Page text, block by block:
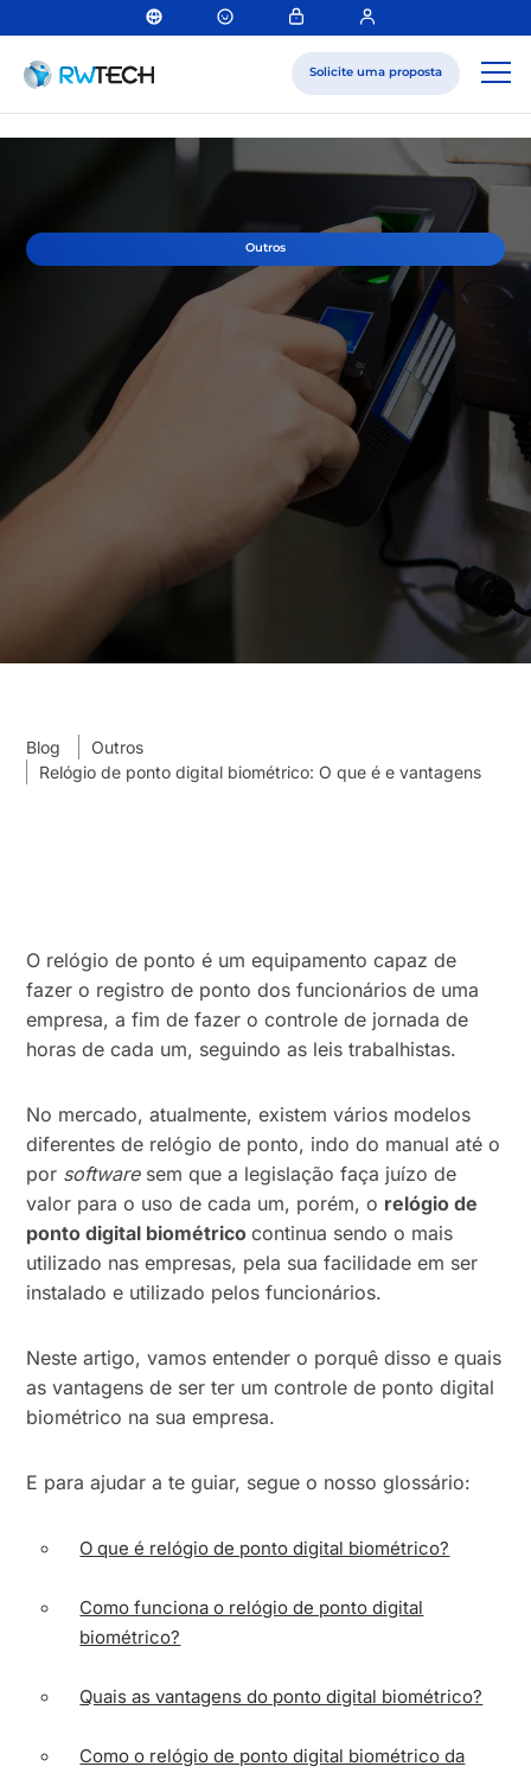
Solicite uma proposta
Outros
Blog
Outros
Relógio de ponto digital biométrico: O que é e vantagens
O relógio de ponto é um equipamento capaz de
fazer o registro de ponto dos funcionários de uma
empresa, a fim de fazer o controle de jornada de
horas de cada um, seguindo as leis trabalhistas.
No mercado, atualmente, existem vários modelos
diferentes de relógio de ponto, indo do manual até o
por software sem que a legislação faça juízo de
valor para o uso de cada um, porém, o relógio de
ponto digital biométricocontinua sendo o mais
utilizado nas empresas, pela sua facilidade em ser
instalado e utilizado pelos funcionários.
Neste artigo, vamos entender o porquê disso e quais
as vantagens de ser ter um controle de ponto digital
biométrico na sua empresa.
E para ajudar a te guiar, segue o nosso glossário:
O que é relógio de ponto digital biométrico?
Como funciona o relógio de ponto digital
biométrico?
Quais as vantagens do ponto digital biométrico?
Como o relógio de ponto digital biométrico da